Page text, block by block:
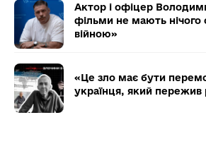
Актор і офіцер
фільми не мають нічого
війною»
«Це зло має бути
українця, який пережив